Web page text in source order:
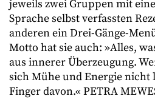
jeweils zwei Gruppen mit
Sprache selbst verfassten
anderen ein Drei-Gänge-
Motto hat sie auch: »Alles,
aus innerer Überzeugung.
sich Mühe und Energie nicht
Finger davon.« PETRA